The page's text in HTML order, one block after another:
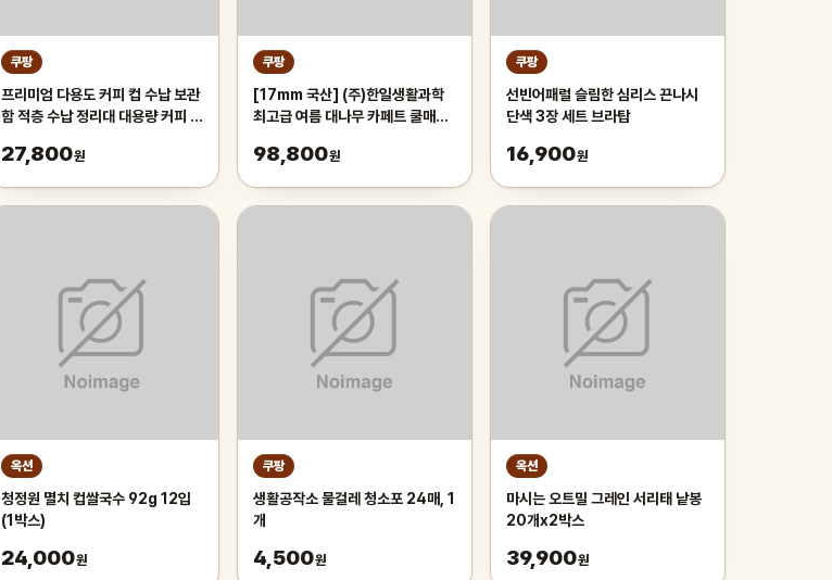
쿠팡
프리미엄 다용도 커피 컵 수납 보관
함 적층 수납 정리대 대용량 커피 트
27,800원
쿠팡
[17mm 국산] (주)한일생활과학
최고급 여름 대나무 카페트 쿨매트
실 침대 장판 자리_두꺼운 폭신한
98,800원
쿠팡
선빈어패럴 슬림한 심리스 끈나시
단색 3장 세트 브라탑
16,900원
옥션
청정원 멸치 컵쌀국수 92g 12입
(1박스)
24,000원
쿠팡
생활공작소 물걸레 청소포 24매, 1
개
4,500원
옥션
마시는 오트밀 그레인 서리태 낱봉
20개x2박스
39,900원